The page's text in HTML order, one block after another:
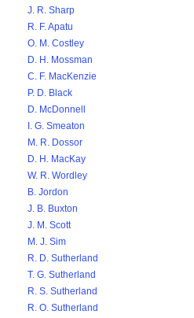
J. R. Sharp
R. F. Apatu
O. M. Costley
D. H. Mossman
C. F. MacKenzie
P. D. Black
D. McDonnell
I. G. Smeaton
M. R. Dossor
D. H. MacKay
W. R. Wordley
B. Jordon
J. B. Buxton
J. M. Scott
M. J. Sim
R. D. Sutherland
T. G. Sutherland
R. S. Sutherland
R. O. Sutherland